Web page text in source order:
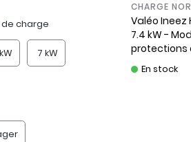
de charge
7 kW
CHARGE
Valéo Ineez
7.4 kW -
protections
dynamique
En stock